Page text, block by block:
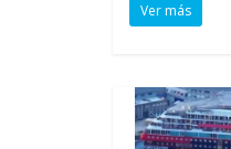
Ver más